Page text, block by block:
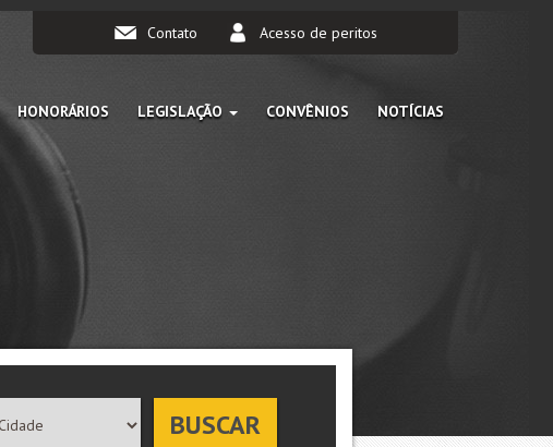
Contato Acesso de peritos
HONORÁRIOS LEGISLAÇÃO CONVÊNIOS NOTÍCIAS
BUSCAR